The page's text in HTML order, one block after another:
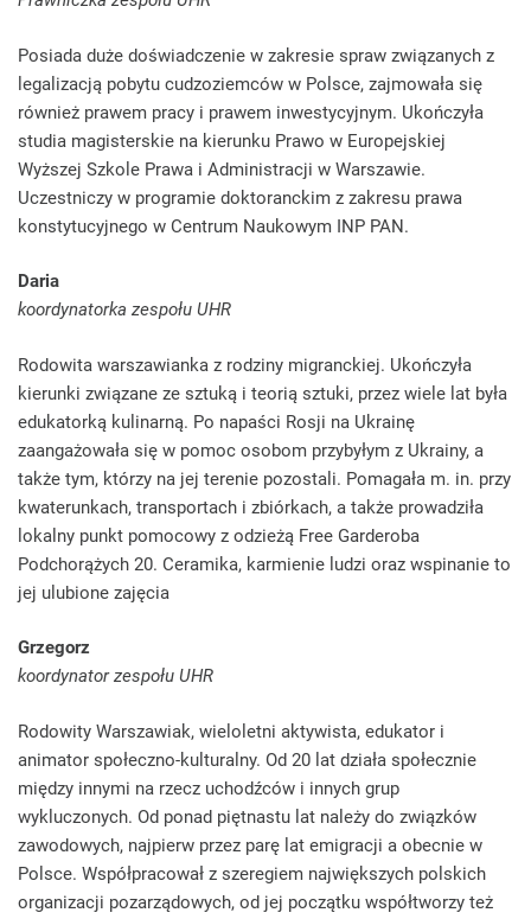
Posiada duże doświadczenie w zakresie spraw związanych z
legalizacją pobytu cudzoziemców w Polsce, zajmowała się
również prawem pracy i prawem inwestycyjnym. Ukończyła
studia magisterskie na kierunku Prawo w Europejskiej
Wyższej Szkole Prawa i Administracji w Warszawie.
Uczestniczy w programie doktoranckim z zakresu prawa
konstytucyjnego w Centrum Naukowym INP PAN.
Daria
koordynatorka zespołu UHR
Rodowita warszawianka z rodziny migranckiej. Ukończyła
kierunki związane ze sztuką i teorią sztuki, przez wiele lat była
edukatorką kulinarną. Po napaści Rosji na Ukrainę
zaangażowała się w pomoc osobom przybyłym z Ukrainy, a
także tym, którzy na jej terenie pozostali. Pomagała m. in. przy
kwaterunkach, transportach i zbiórkach, a także prowadziła
lokalny punkt pomocowy z odzieżą Free Garderoba
Podchorążych 20. Ceramika, karmienie ludzi oraz wspinanie to
jej ulubione zajęcia
Grzegorz
koordynator zespołu UHR
Rodowity Warszawiak, wieloletni aktywista, edukator i
animator społeczno-kulturalny. Od 20 lat działa społecznie
między innymi na rzecz uchodźców i innych grup
wykluczonych. Od ponad piętnastu lat należy do związków
zawodowych, najpierw przez parę lat emigracji a obecnie w
Polsce. Współpracował z szeregiem największych polskich
organizacji pozarządowych, od jej początku współtworzy też